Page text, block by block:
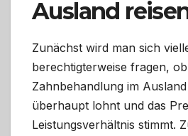
Ausland
Zunächst wird man sich
berechtigterweise fragen,
Zahnbehandlung im
überhaupt lohnt und das
Leistungsverhältnis stimmt.